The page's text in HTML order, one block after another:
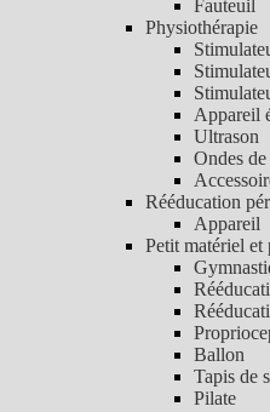
Fauteuil
Physiothérapie
Appareil
Ultrason
Ondes
Rééducation
Appareil
Petit matériel
Ballon
Tapis de
Pilate